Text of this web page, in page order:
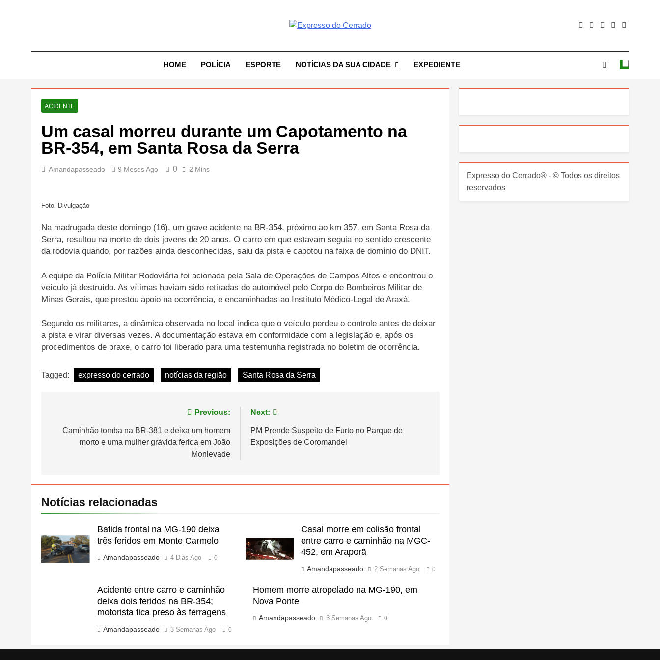
HOME POLÍCIA ESPORTE NOTÍCIAS DA SUA CIDADE EXPEDIENTE
ACIDENTE
Um casal morreu durante um Capotamento na
BR-354, em Santa Rosa da Serra
Amandapasseado 9 Meses Ago 0 2 Mins
Foto: Divulgação
Na madrugada deste domingo (16), um grave acidente na BR-354, próximo ao km 357, em Santa Rosa da
Serra, resultou na morte de dois jovens de 20 anos. O carro em que estavam seguia no sentido crescente
da rodovia quando, por razões ainda desconhecidas, saiu da pista e capotou na faixa de domínio do DNIT.
A equipe da Polícia Militar Rodoviária foi acionada pela Sala de Operações de Campos Altos e encontrou o
veículo já destruído. As vítimas haviam sido retiradas do automóvel pelo Corpo de Bombeiros Militar de
Minas Gerais, que prestou apoio na ocorrência, e encaminhadas ao Instituto Médico-Legal de Araxá.
Segundo os militares, a dinâmica observada no local indica que o veículo perdeu o controle antes de deixar
a pista e virar diversas vezes. A documentação estava em conformidade com a legislação e, após os
procedimentos de praxe, o carro foi liberado para uma testemunha registrada no boletim de ocorrência.
Tagged: expresso do cerrado notícias da região Santa Rosa da Serra
de
Previous:
Caminhão tomba na BR-381 e deixa um homem
morto e uma mulher grávida ferida em João
Monlevade
Next:
PM Prende Suspeito de Furto no Parque de
Exposições de Coromandel
Notícias relacionadas
Batida frontal na MG-190 deixa
três feridos em Monte Carmelo
Amandapasseado 4 Dias Ago 0
Casal morre em colisão frontal
entre carro e caminhão na MGC-
452, em Araporã
Amandapasseado 2 Semanas Ago 0
Acidente entre carro e caminhão
deixa dois feridos na BR-354;
motorista fica preso às ferragens
Amandapasseado 3 Semanas Ago 0
Homem morre atropelado na MG-190, em
Nova Ponte
Amandapasseado 3 Semanas Ago 0
Expresso do Cerrado® - © Todos os direitos
reservados